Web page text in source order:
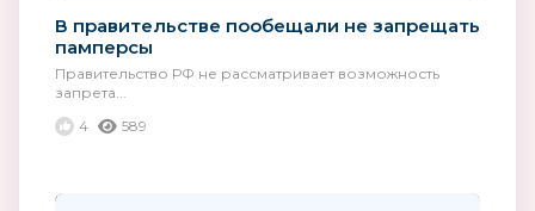
В правительстве пообещали не запрещать
памперсы
Правительство РФ не рассматривает возможность
запрета...
4
589